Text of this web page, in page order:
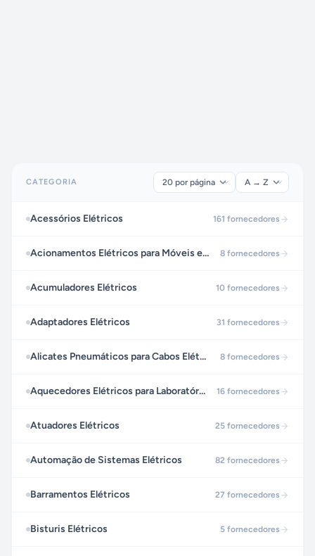
CATEGORIA
Acessórios Elétricos 161 fornecedores
Acionamentos Elétricos para Móveis e Estofados 8 fornecedores
Acumuladores Elétricos 10 fornecedores
Adaptadores Elétricos 31 fornecedores
Alicates Pneumáticos para Cabos Elétricos 8 fornecedores
Aquecedores Elétricos para Laboratórios 16 fornecedores
Atuadores Elétricos 25 fornecedores
Automação de Sistemas Elétricos 82 fornecedores
Barramentos Elétricos 27 fornecedores
Bisturis Elétricos 5 fornecedores